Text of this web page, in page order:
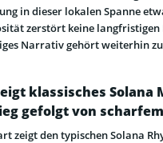
in dieser lokalen Spanne
zerstört keine langfristigen
Narrativ gehört weiterhin
klassisches Solana
gefolgt von
zeigt den typischen Solana